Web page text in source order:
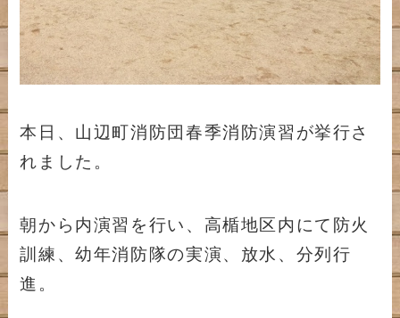
本日、山辺町消防団春季消防演習が挙行さ
れました。
朝から内演習を行い、高楯地区内にて防火
訓練、幼年消防隊の実演、放水、分列行
進。